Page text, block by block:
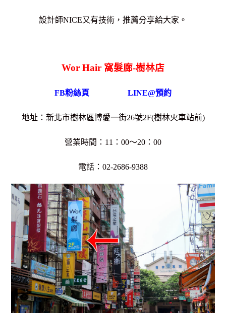
設計師NICE又有技術，推薦分享給大家。
Wor Hair 窩髮廊-樹林店
FB粉絲頁 LINE@預約
地址：新北市樹林區博愛一街26號2F(樹林火車站前)
營業時間：11：00～20：00
電話：02-2686-9388